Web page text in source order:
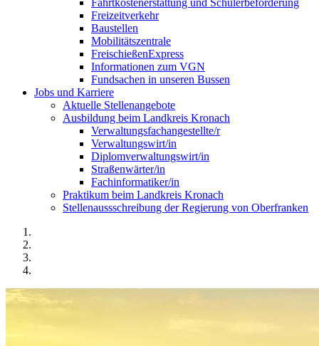
Fahrtkostenerstattung und Schülerbeförderung
Freizeitverkehr
Baustellen
Mobilitätszentrale
FreischießenExpress
Informationen zum VGN
Fundsachen in unseren Bussen
Jobs und Karriere
Aktuelle Stellenangebote
Ausbildung beim Landkreis Kronach
Verwaltungsfachangestellte/r
Verwaltungswirt/in
Diplomverwaltungswirt/in
Straßenwärter/in
Fachinformatiker/in
Praktikum beim Landkreis Kronach
Stellenaussschreibung der Regierung von Oberfranken